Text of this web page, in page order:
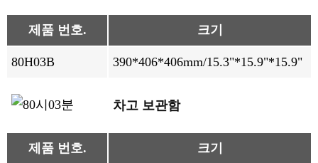
제품 번호. 크기
80H03B 390*406*406mm/15.3"*15.9"*15.9"
차고 보관함
제품 번호. 크기